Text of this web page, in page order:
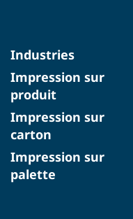
Industries
Impression sur
produit
Impression sur
carton
Impression sur
palette